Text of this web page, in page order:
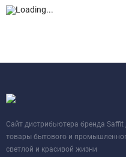
Cайт дистрибьютера бренда Saffit
товары бытового и
светлой и красивой жизни